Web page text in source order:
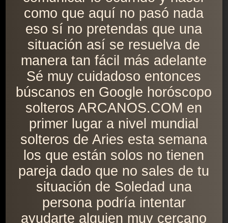
como que aquí no pasó nada
eso sí no pretendas que una
situación así se resuelva de
manera tan fácil más adelante
Sé muy cuidadoso entonces
búscanos en Google horóscopo
solteros ARCANOS.COM en
primer lugar a nivel mundial
solteros de Aries esta semana
los que están solos no tienen
pareja dado que no sales de tu
situación de Soledad una
persona podría intentar
ayudarte alguien muy cercano